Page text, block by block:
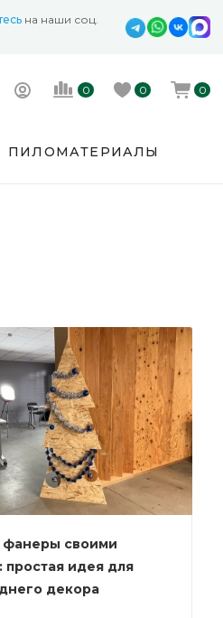
на наши соц.
0 0 0
ПИЛОМАТЕРИАЛЫ
фанеры своими
простая идея для
декора